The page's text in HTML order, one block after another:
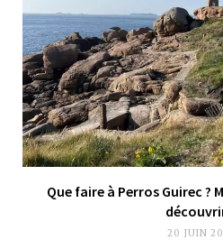
Que faire à Perros Guirec ?
20 JUIN